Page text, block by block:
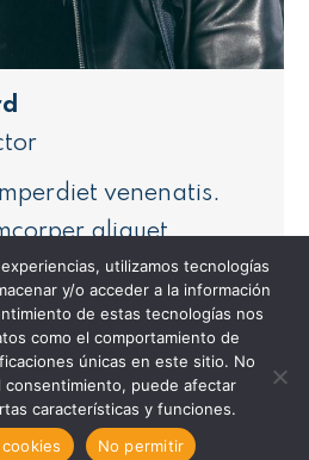
venenatis.
aliquet
nec elit. utilizamos tecnologías
y/o acceder a la información
de estas tecnologías nos
como el comportamiento de
únicas en este sitio. No
puede afectar
características y funciones.
No permitir